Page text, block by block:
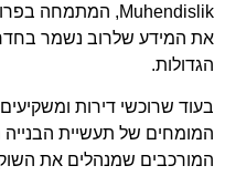
Muhendislik, המתמחה
את המידע שלרוב נשמר
הגדולות.
בעוד שרוכשי דירות
המומחים של תעשיית הבנייה
המורכבים שמנהלים את